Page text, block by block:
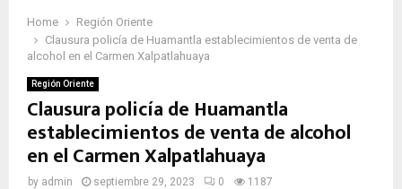
Home
Región Oriente
Clausura policía de Huamantla establecimientos de venta de
alcohol en el Carmen Xalpatlahuaya
Región Oriente
Clausura policía de Huamantla
establecimientos de venta de alcohol
en el Carmen Xalpatlahuaya
by admin septiembre 29, 2023 0 1187